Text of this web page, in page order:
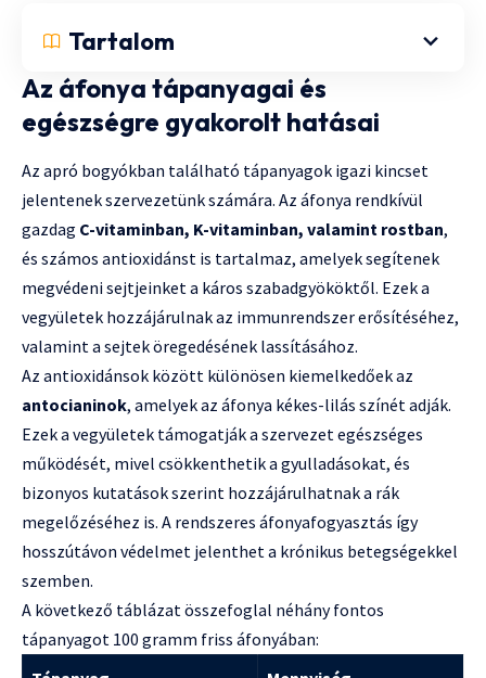
Tartalom
Az áfonya tápanyagai és
egészségre gyakorolt hatásai
Az apró bogyókban található tápanyagok igazi kincset
jelentenek szervezetünk számára. Az áfonya rendkívül
gazdag C-vitaminban, K-vitaminban, valamint rostban,
és számos antioxidánst is tartalmaz, amelyek segítenek
megvédeni sejtjeinket a káros szabadgyököktől. Ezek a
vegyületek hozzájárulnak az immunrendszer erősítéséhez,
valamint a sejtek öregedésének lassításához.
Az antioxidánsok között különösen kiemelkedőek az
antocianinok, amelyek az áfonya kékes-lilás színét adják.
Ezek a vegyületek támogatják a szervezet egészséges
működését, mivel csökkenthetik a gyulladásokat, és
bizonyos kutatások szerint hozzájárulhatnak a rák
megelőzéséhez is. A rendszeres áfonyafogyasztás így
hosszútávon védelmet jelenthet a krónikus betegségekkel
szemben.
A következő táblázat összefoglal néhány fontos
tápanyagot 100 gramm friss áfonyában: